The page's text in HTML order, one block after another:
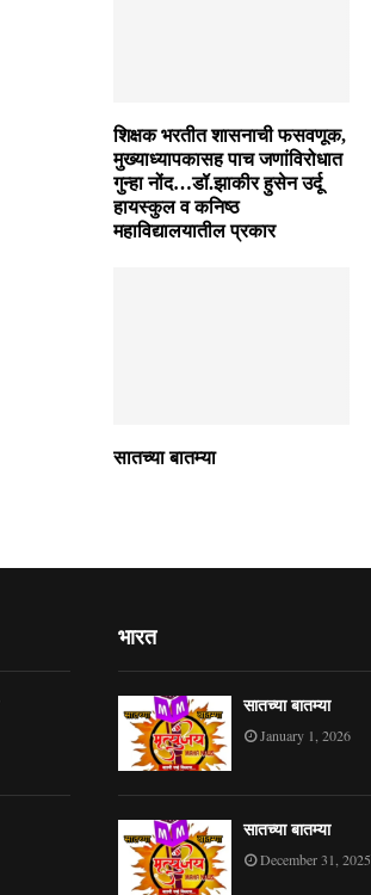
शिक्षक भरतीत शासनाची फसवणूक,
मुख्याध्यापकासह पाच जणांविरोधात
गुन्हा नोंद…डॉ.झाकीर हुसेन उर्दू
हायस्कुल व कनिष्ठ
महाविद्यालयातील प्रकार
सातच्या बातम्या
भारत
सातच्या बातम्या
January 1, 2026
सातच्या बातम्या
December 31, 2025